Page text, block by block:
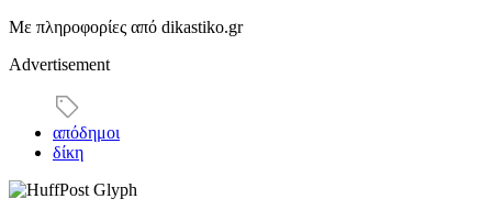
Με πληροφορίες από dikastiko.gr
Advertisement
απόδημοι
δίκη